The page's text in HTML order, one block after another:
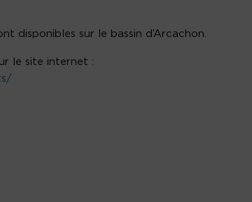
disponibles sur le bassin d’Arcachon.
le site internet :